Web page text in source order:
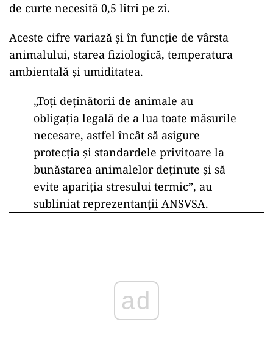
de curte necesită 0,5 litri pe zi.
Aceste cifre variază și în funcție de vârsta
animalului, starea fiziologică, temperatura
ambientală și umiditatea.
„Toţi deţinătorii de animale au
obligaţia legală de a lua toate măsurile
necesare, astfel încât să asigure
protecţia şi standardele privitoare la
bunăstarea animalelor deţinute şi să
evite apariţia stresului termic”, au
subliniat reprezentanţii ANSVSA.
ad